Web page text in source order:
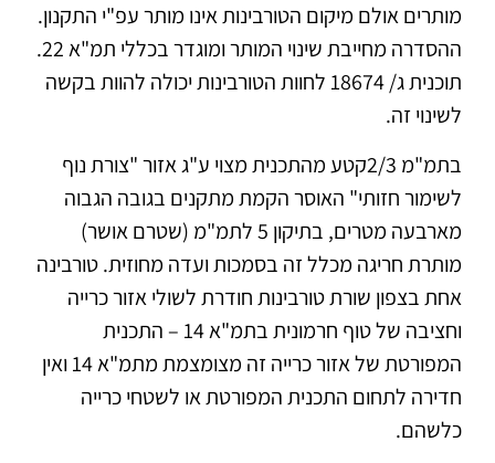
מותרים אולם מיקום הטורבינות אינו מותר עפ"י התקנון.
ההסדרה מחייבת שינוי המותר ומוגדר בכללי תמ"א 22.
תוכנית ג/ 18674 לחוות הטורבינות יכולה להוות בקשה
לשינוי זה.
בתמ"מ 2/3קטע מהתכנית מצוי ע"ג אזור "צורת נוף
לשימור חזותי" האוסר הקמת מתקנים בגובה הגבוה
מארבעה מטרים, בתיקון 5 לתמ"מ (שטרם אושר)
מותרת חריגה מכלל זה בסמכות ועדה מחוזית. טורבינה
אחת בצפון שורת טורבינות חודרת לשולי אזור כרייה
וחציבה של טוף חרמונית בתמ"א 14 – התכנית
המפורטת של אזור כרייה זה מצומצמת מתמ"א 14 ואין
חדירה לתחום התכנית המפורטת או לשטחי כרייה
כלשהם.